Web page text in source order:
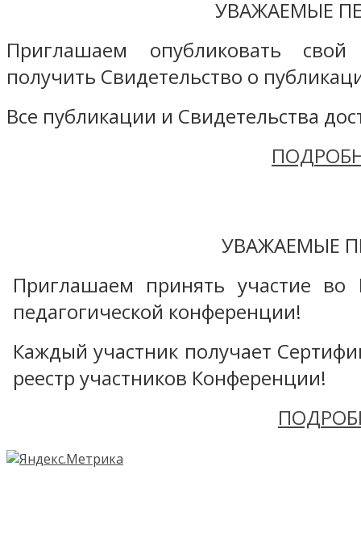
УВАЖАЕМЫЕ
Приглашаем опубликовать
получить Свидетельство о
Все публикации и Свидетельства
УВАЖАЕМЫЕ
Приглашаем принять участие во
педагогической конференции!
Каждый участник получает
реестр участников Конференции!